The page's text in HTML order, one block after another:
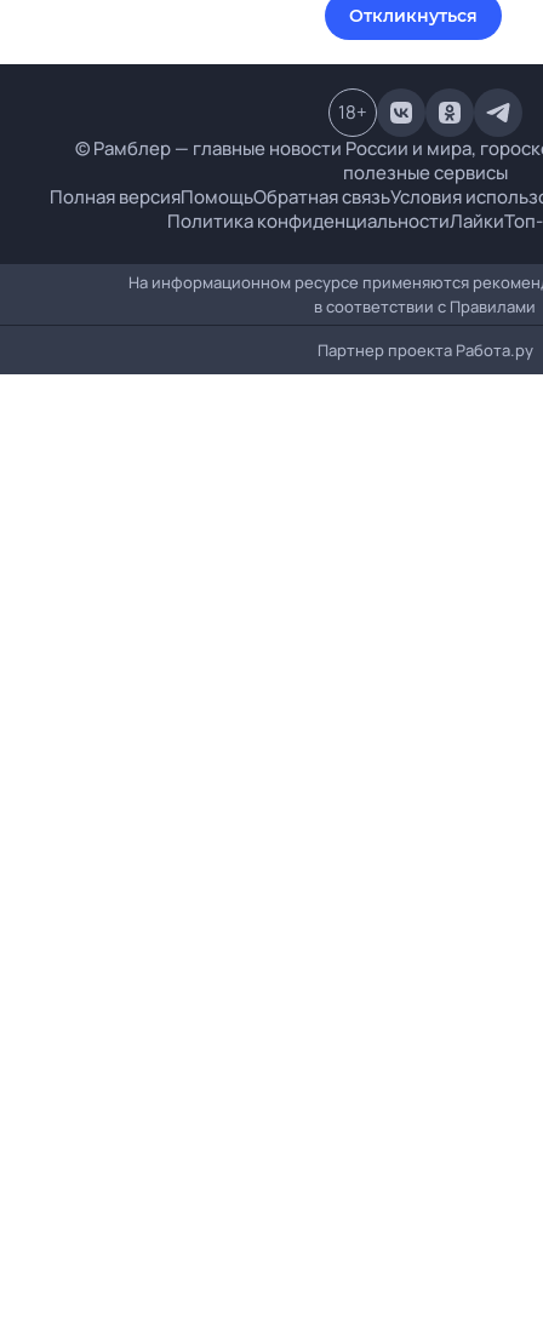
Откликнуться
© Рамблер — главные новости России и мира,
полезные сервисы
Полная версияПомощьОбратная связьУсловия
Политика конфиденциальностиЛайки
18+
На информационном ресурсе применяются
в соответствии с Правилами
Партнер проекта Работа.ру